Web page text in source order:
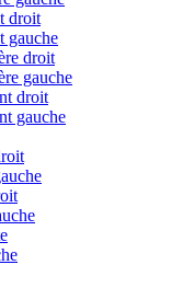
droit
gauche
droit
gauche
droit
gauche